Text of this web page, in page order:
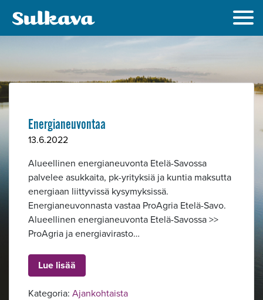
Energianeuvontaa
13.6.2022
Alueellinen energianeuvonta Etelä-Savossa
palvelee asukkaita, pk-yrityksiä ja kuntia maksutta
energiaan liittyvissä kysymyksissä.
Energianeuvonnasta vastaa ProAgria Etelä-Savo.
Alueellinen energianeuvonta Etelä-Savossa >>
ProAgria ja energiavirasto…
Lue lisää
Kategoria: Ajankohtaista
Alavalikko